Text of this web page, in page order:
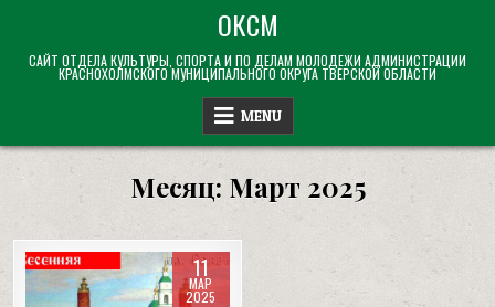
content
ОКСМ
САЙТ ОТДЕЛА КУЛЬТУРЫ, СПОРТА И ПО ДЕЛАМ МОЛОДЕЖИ АДМИНИСТРАЦИИ
КРАСНОХОЛМСКОГО МУНИЦИПАЛЬНОГО ОКРУГА ТВЕРСКОЙ ОБЛАСТИ
MENU
Месяц: Март 2025
11
МАР
2025